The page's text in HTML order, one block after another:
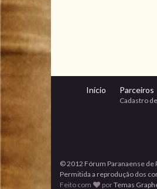
Início Parceiros
Cadastro
© 2012 Fórum Paranaense de
Permitida a reprodução dos
Feito com
porTemas